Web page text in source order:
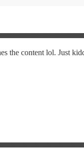
the content lol. Just